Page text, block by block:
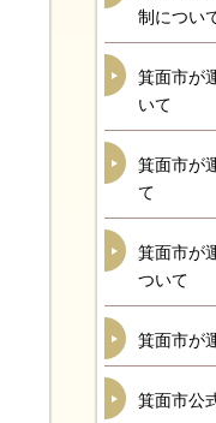
制につい
箕面市が
いて
箕面市が
て
箕面市が
ついて
箕面市が
箕面市公